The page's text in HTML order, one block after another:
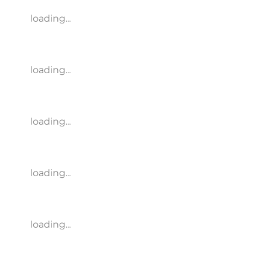
loading...
loading...
loading...
loading...
loading...